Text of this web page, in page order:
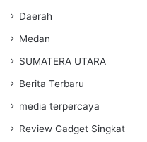
Daerah
Medan
SUMATERA UTARA
Berita Terbaru
media terpercaya
Review Gadget Singkat